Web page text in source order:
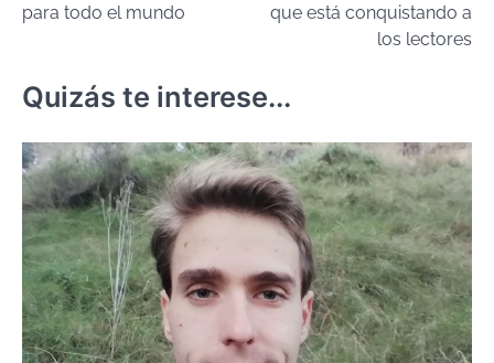
para todo el mundo
que está conquistando a
los lectores
Quizás te interese...